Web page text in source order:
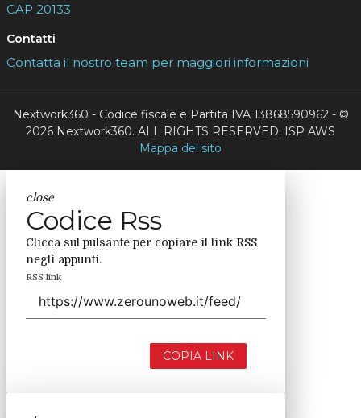
CAP 20133
Contatti
Contatta il nostro team per maggiori informazioni
Nextwork360 - Codice fiscale e Partita IVA 13868590962 - ©
2026 Nextwork360. ALL RIGHTS RESERVED. ISP AWS
Mappa del sito
close
Codice Rss
Clicca sul pulsante per copiare il link RSS
negli appunti.
RSS link
COPIA LINK